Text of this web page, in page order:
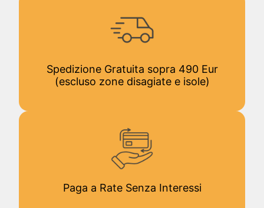
Spedizione Gratuita sopra 490 Eur
(escluso zone disagiate e isole)
Paga a Rate Senza Interessi